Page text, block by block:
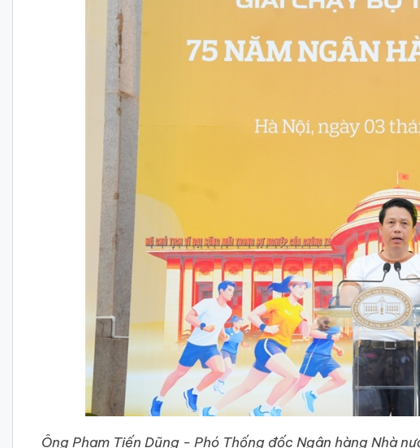
Ông Phạm Tiến Dũng - Phó Thống đốc Ngân hàng Nhà